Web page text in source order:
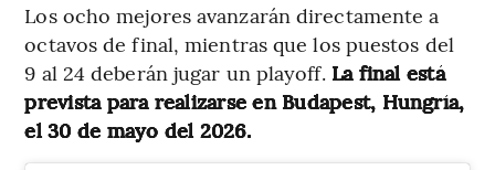
Los ocho mejores avanzarán directamente a
octavos de final, mientras que los puestos del
9 al 24 deberán jugar un playoff. La final está
prevista para realizarse en Budapest, Hungría,
el 30 de mayo del 2026.